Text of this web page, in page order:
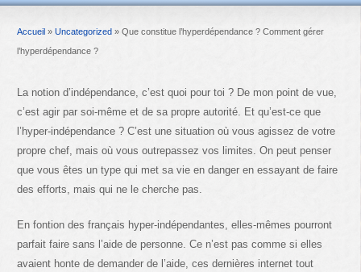
Accueil » Uncategorized » Que constitue l’hyperdépendance ? Comment gérer
l’hyperdépendance ?
La notion d’indépendance, c’est quoi pour toi ? De mon point de vue,
c’est agir par soi-même et de sa propre autorité. Et qu’est-ce que
l’hyper-indépendance ? C’est une situation où vous agissez de votre
propre chef, mais où vous outrepassez vos limites. On peut penser
que vous êtes un type qui met sa vie en danger en essayant de faire
des efforts, mais qui ne le cherche pas.
En fontion des français hyper-indépendantes, elles-mêmes pourront
parfait faire sans l’aide de personne. Ce n’est pas comme si elles
avaient honte de demander de l’aide, ces dernières internet tout